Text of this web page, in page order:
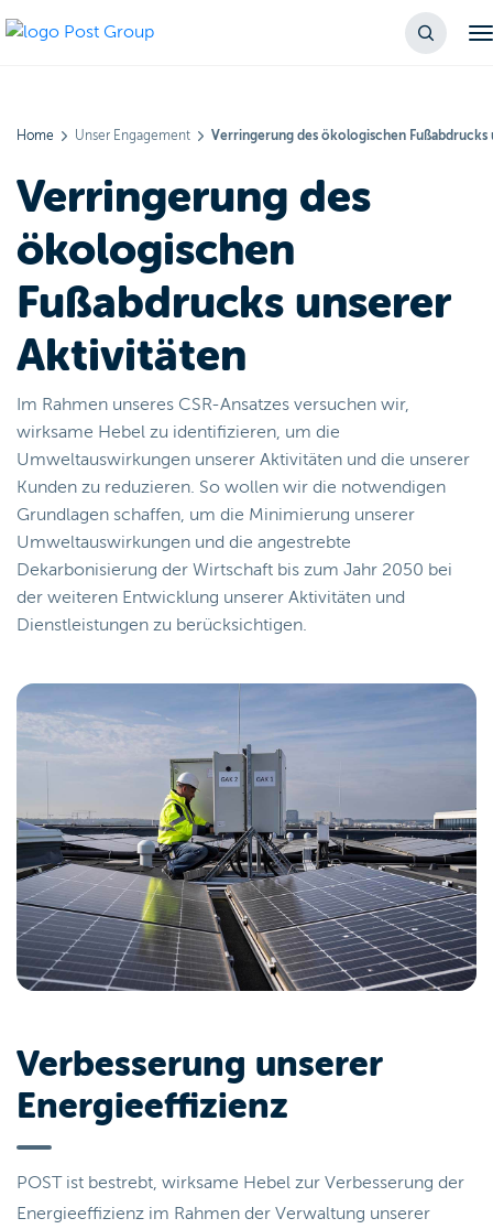
Home Unser Engagement Verringerung des ökologischen
Verringerung des
ökologischen
Fußabdrucks unserer
Aktivitäten
Im Rahmen unseres CSR-Ansatzes versuchen wir,
wirksame Hebel zu identifizieren, um die
Umweltauswirkungen unserer Aktivitäten und die unserer
Kunden zu reduzieren. So wollen wir die notwendigen
Grundlagen schaffen, um die Minimierung unserer
Umweltauswirkungen und die angestrebte
Dekarbonisierung der Wirtschaft bis zum Jahr 2050 bei
der weiteren Entwicklung unserer Aktivitäten und
Dienstleistungen zu berücksichtigen.
Verbesserung unserer
Energieeffizienz
POST ist bestrebt, wirksame Hebel zur Verbesserung der
Energieeffizienz im Rahmen der Verwaltung unserer